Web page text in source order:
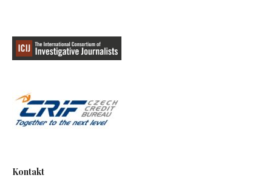
Kontakt